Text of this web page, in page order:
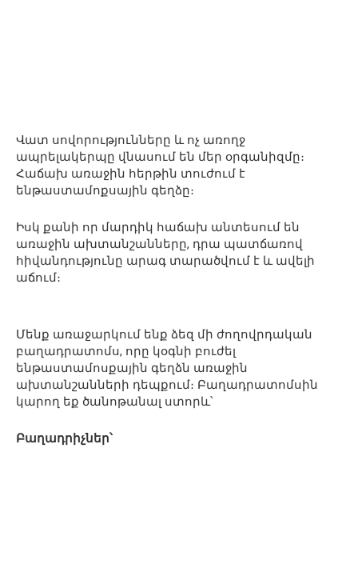
Վատ սովորությունները և ոչ առողջ
ապրելակերպը վնասում են մեր օրգանիզմը։
Հաճախ առաջին հերթին տուժում է
ենթաստամոքսային գեղձը։
Իսկ քանի որ մարդիկ հաճախ անտեսում են
առաջին ախտանշանները, դրա պատճառով
հիվանդությունը արագ տարածվում է և ավելի
աճում։
Մենք առաջարկում ենք ձեզ մի ժողովրդական
բաղադրատոմս, որը կօգնի բուժել
ենթաստամոսքային գեղձն առաջին
ախտանշանների դեպքում։ Բաղադրատոմսին
կարող եք ծանոթանալ ստորև՝
Բաղադրիչներ՝